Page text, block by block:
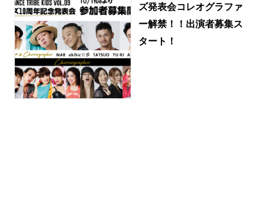
ズ発表会コレオグラファ
ー解禁！！出演者募集ス
タート！